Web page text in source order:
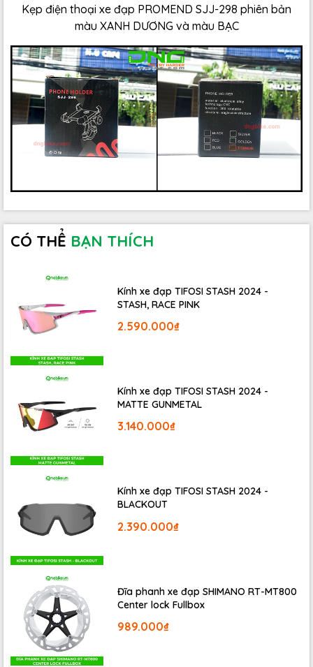
Kẹp điện thoại xe đạp PROMEND SJJ-298 phiên bản
màu XANH DƯƠNG và màu BẠC
CÓ THỂ BẠN THÍCH
Kính xe đạp TIFOSI STASH 2024 -
STASH, RACE PINK
2.590.000₫
Kính xe đạp TIFOSI STASH 2024 -
MATTE GUNMETAL
3.140.000₫
Kính xe đạp TIFOSI STASH 2024 -
BLACKOUT
2.390.000₫
Đĩa phanh xe đạp SHIMANO RT-MT800
Center lock Fullbox
989.000₫